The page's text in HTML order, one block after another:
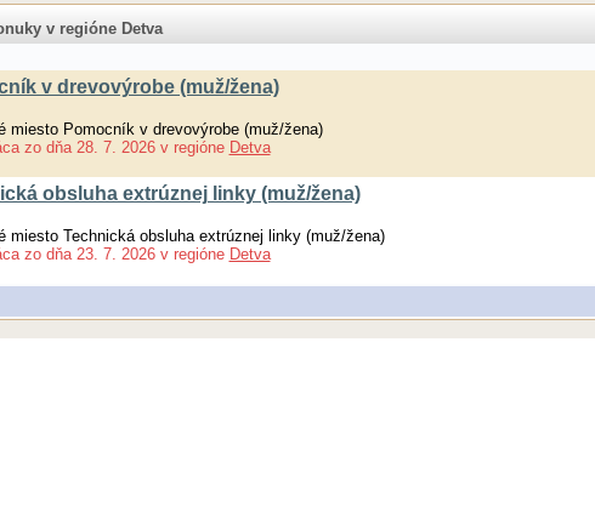
v regióne Detva
v drevovýrobe (muž/žena)
miesto Pomocník v drevovýrobe (muž/žena)
zo dňa 28. 7. 2026 v regióne Detva
obsluha extrúznej linky (muž/žena)
miesto Technická obsluha extrúznej linky (muž/žena)
zo dňa 23. 7. 2026 v regióne Detva